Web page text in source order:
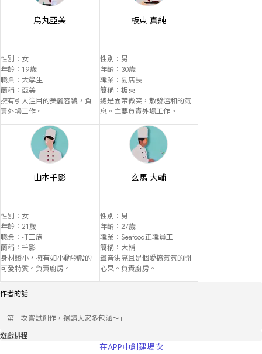
烏丸亞美
性別：女
年齡：19歲
職業：大學生
簡稱：亞美
擁有引人注目的美麗容貌，負
責外場工作。
板東 真純
性別：男
年齡：30歲
職業：副店長
簡稱：板東
總是面帶微笑，散發溫和的氣
息。主要負責外場工作。
山本千影
性別：女
年齡：21歲
職業：打工族
簡稱：千影
身材嬌小，擁有如小動物般的
可愛特質。負責廚房。
玄馬 大輔
性別：男
年齡：27歲
職業：Seafood正職員工
簡稱：大輔
聲音洪亮且是個愛搞氣氛的開
心果。負責廚房。
作者的話
「第一次嘗試創作，還請大家多包涵～」
遊戲排程
在APP中創建場次